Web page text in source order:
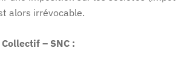
alors irrévocable.
– SNC :